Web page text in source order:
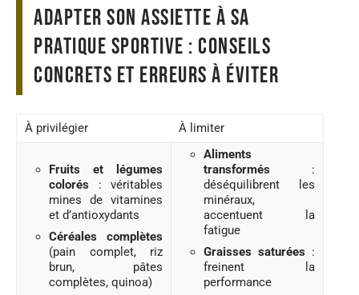
Adapter son assiette à sa
pratique sportive : conseils
concrets et erreurs à éviter
À privilégier À limiter
Fruits et légumes
colorés : véritables
mines de vitamines
et d’antioxydants
Céréales complètes
(pain complet, riz
brun, pâtes
complètes, quinoa)
Aliments
transformés :
déséquilibrent les
minéraux,
accentuent la
fatigue
Graisses saturées :
freinent la
performance